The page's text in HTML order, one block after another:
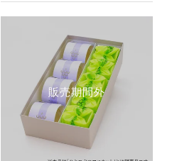
販売期間外